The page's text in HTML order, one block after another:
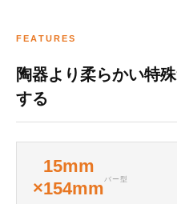
FEATURES
陶器より柔らかい特
する
15mm
×154mm バー型